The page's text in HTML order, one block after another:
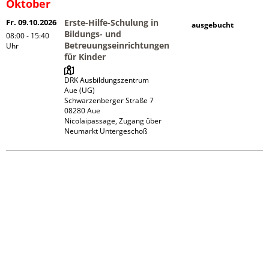
Oktober
Fr. 09.10.2026
08:00 - 15:40
Uhr
Erste-Hilfe-Schulung in
Bildungs- und
Betreuungseinrichtungen
für Kinder
DRK Ausbildungszentrum
Aue (UG)
Schwarzenberger Straße 7
08280 Aue
Nicolaipassage, Zugang über
Neumarkt Untergeschoß
ausgebucht